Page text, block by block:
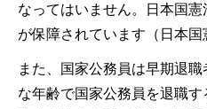
なってはいません。日本国憲
が保障されています（日本国
また、国家公務員は早期退
な年齢で国家公務員を退職